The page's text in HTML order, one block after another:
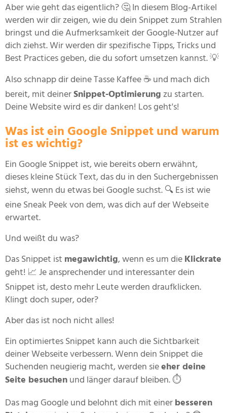
Aber wie geht das eigentlich? 🤔 In diesem Blog-Artikel
werden wir dir zeigen, wie du dein Snippet zum Strahlen
bringst und die Aufmerksamkeit der Google-Nutzer auf
dich ziehst. Wir werden dir spezifische Tipps, Tricks und
Best Practices geben, die du sofort umsetzen kannst. 💡
Also schnapp dir deine Tasse Kaffee ☕ und mach dich
bereit, mit deinerSnippet-Optimierung zu starten.
Deine Website wird es dir danken! Los geht's!
Was ist ein Google Snippet und warum
ist es wichtig?
Ein Google Snippet ist, wie bereits obern erwähnt,
dieses kleine Stück Text, das du in den Suchergebnissen
siehst, wenn du etwas bei Google suchst. 🔍 Es ist wie
eine Sneak Peek von dem, was dich auf der Webseite
erwartet.
Und weißt du was?
Das Snippet ist megawichtig, wenn es um die Klickrate
geht! 📈 Je ansprechender und interessanter dein
Snippet ist, desto mehr Leute werden draufklicken.
Klingt doch super, oder?
Aber das ist noch nicht alles!
Ein optimiertes Snippet kann auch die Sichtbarkeit
deiner Webseite verbessern. Wenn dein Snippet die
Suchenden neugierig macht, werden sieeher deine
Seite besuchen und länger darauf bleiben. ⏱
Das mag Google und belohnt dich mit einer besseren